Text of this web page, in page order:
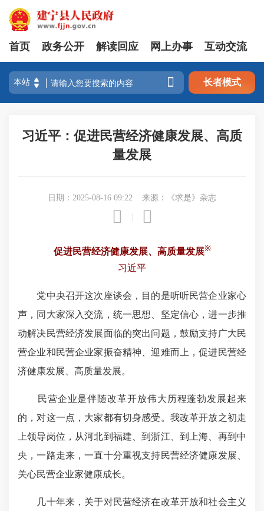
首页 政务公开 解读回应 网上办事 互动交流
 长者模式
习近平：促进民营经济健康发展、高质
量发展
日期：2025-08-16 09:22 来源：《求是》杂志
 
促进民营经济健康发展、高质量发展※
习近平
党中央召开这次座谈会，目的是听听民营企业家心
声，同大家深入交流，统一思想、坚定信心，进一步推
动解决民营经济发展面临的突出问题，鼓励支持广大民
营企业和民营企业家振奋精神、迎难而上，促进民营经
济健康发展、高质量发展。
民营企业是伴随改革开放伟大历程蓬勃发展起来
的，对这一点，大家都有切身感受。我改革开放之初走
上领导岗位，从河北到福建、到浙江、到上海、再到中
央，一路走来，一直十分重视支持民营经济健康发展、
关心民营企业家健康成长。
几十年来，关于对民营经济在改革开放和社会主义